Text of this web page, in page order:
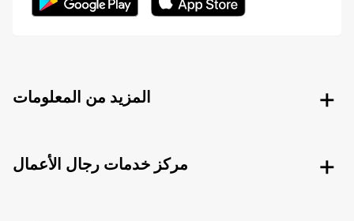
المزيد من المعلومات
مركز خدمات رجال الأعمال